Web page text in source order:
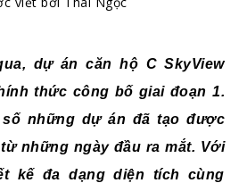
dự án căn hộ C SkyView
thức công bố giai đoạn 1.
những dự án đã tạo được
những ngày đầu ra mắt. Với
kế đa dạng diện tích cùng